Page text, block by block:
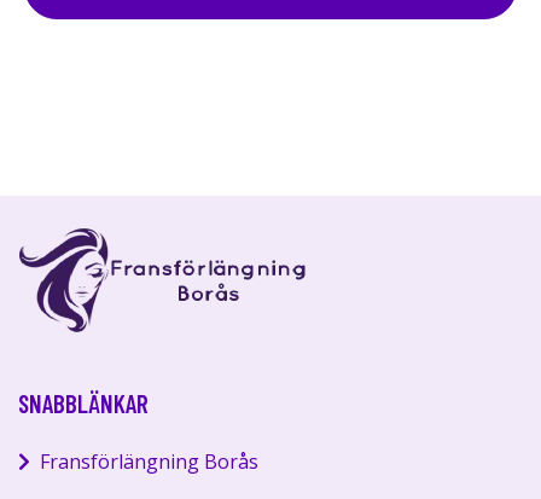
SNABBLÄNKAR
Fransförlängning Borås